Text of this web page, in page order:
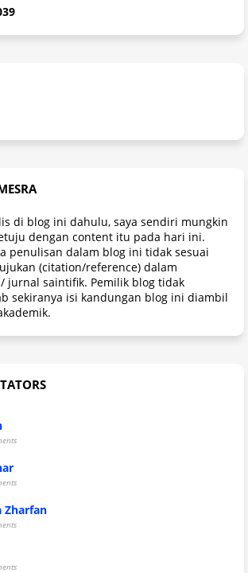
39
di blog ini dahulu, saya sendiri mungkin
dengan content itu pada hari ini.
penulisan dalam blog ini tidak sesuai
(citation/reference) dalam
jurnal saintifik. Pemilik blog tidak
sekiranya isi kandungan blog ini diambil
Zharfan